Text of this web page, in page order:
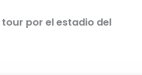
por el estadio del